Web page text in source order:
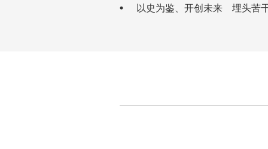
以史为鉴、开创未来 埋头苦